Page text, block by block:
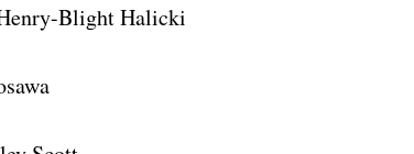
Blight Halicki